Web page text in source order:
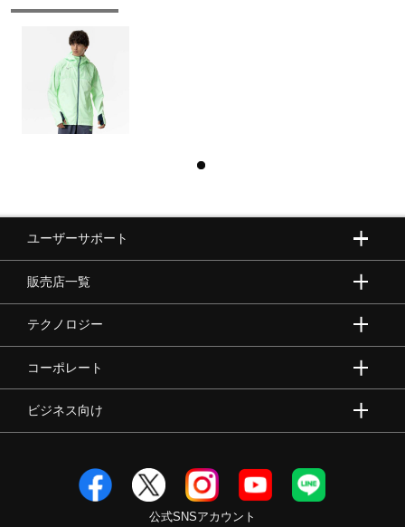
ユーザーサポート
販売店一覧
テクノロジー
コーポレート
ビジネス向け
公式SNSアカウント